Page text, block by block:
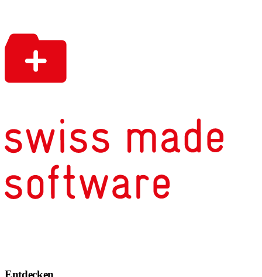
Entdecken